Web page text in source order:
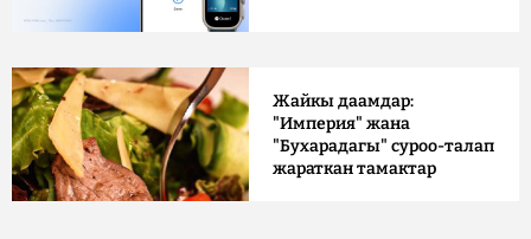
Жайкы даамдар:
"Империя" жана
"Бухарадагы" суроо-талап
жараткан тамактар